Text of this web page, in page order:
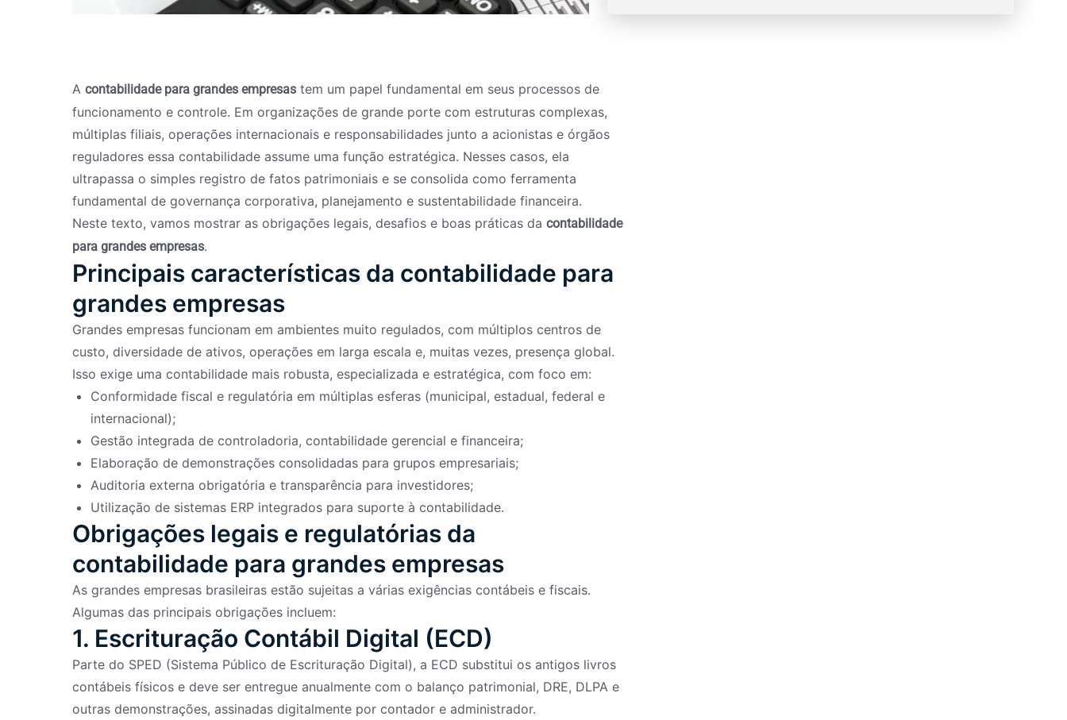
A contabilidade para grandes empresastem um papel fundamental em seus processos de
funcionamento e controle. Em organizações de grande porte com estruturas complexas,
múltiplas filiais, operações internacionais e responsabilidades junto a acionistas e órgãos
reguladores essa contabilidade assume uma função estratégica. Nesses casos, ela
ultrapassa o simples registro de fatos patrimoniais e se consolida como ferramenta
fundamental de governança corporativa, planejamento e sustentabilidade financeira.
Neste texto, vamos mostrar as obrigações legais, desafios e boas práticas da contabilidade
para grandes empresas.
Principais características da contabilidade para
grandes empresas
Grandes empresas funcionam em ambientes muito regulados, com múltiplos centros de
custo, diversidade de ativos, operações em larga escala e, muitas vezes, presença global.
Isso exige uma contabilidade mais robusta, especializada e estratégica, com foco em:
Conformidade fiscal e regulatória em múltiplas esferas (municipal, estadual, federal e
internacional);
Gestão integrada de controladoria, contabilidade gerencial e financeira;
Elaboração de demonstrações consolidadas para grupos empresariais;
Auditoria externa obrigatória e transparência para investidores;
Utilização de sistemas ERP integrados para suporte à contabilidade.
Obrigações legais e regulatórias da
contabilidade para grandes empresas
As grandes empresas brasileiras estão sujeitas a várias exigências contábeis e fiscais.
Algumas das principais obrigações incluem:
1. Escrituração Contábil Digital (ECD)
Parte do SPED (Sistema Público de Escrituração Digital), a ECD substitui os antigos livros
contábeis físicos e deve ser entregue anualmente com o balanço patrimonial, DRE, DLPA e
outras demonstrações, assinadas digitalmente por contador e administrador.